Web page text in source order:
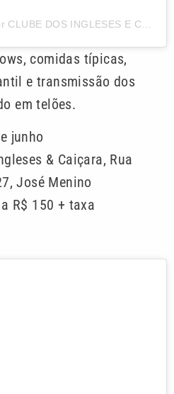
comidas típicas,
e transmissão dos
em telões.
junho
& Caiçara, Rua
José Menino
R$ 150 + taxa